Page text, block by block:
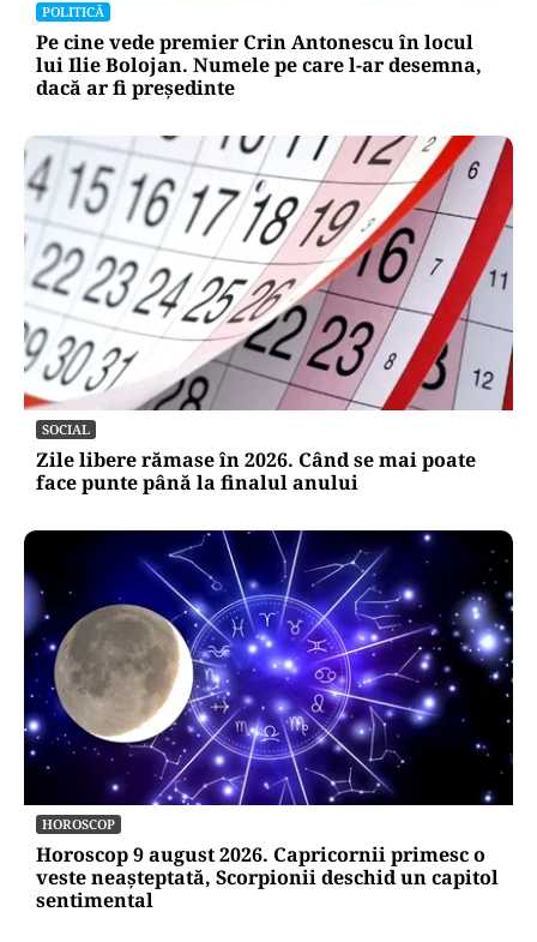
POLITICĂ
Pe cine vede premier Crin Antonescu în locul
lui Ilie Bolojan. Numele pe care l-ar desemna,
dacă ar fi președinte
SOCIAL
Zile libere rămase în 2026. Când se mai poate
face punte până la finalul anului
HOROSCOP
Horoscop 9 august 2026. Capricornii primesc o
veste neașteptată, Scorpionii deschid un capitol
sentimental